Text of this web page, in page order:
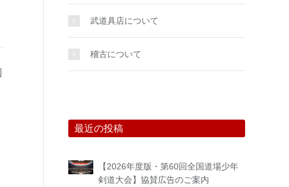
武道具店について
稽古について
最近の投稿
【2026年度版・第60回全国道場少年
剣道大会】協賛広告のご案内